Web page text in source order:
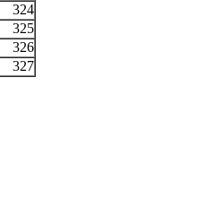
324
325
326
327